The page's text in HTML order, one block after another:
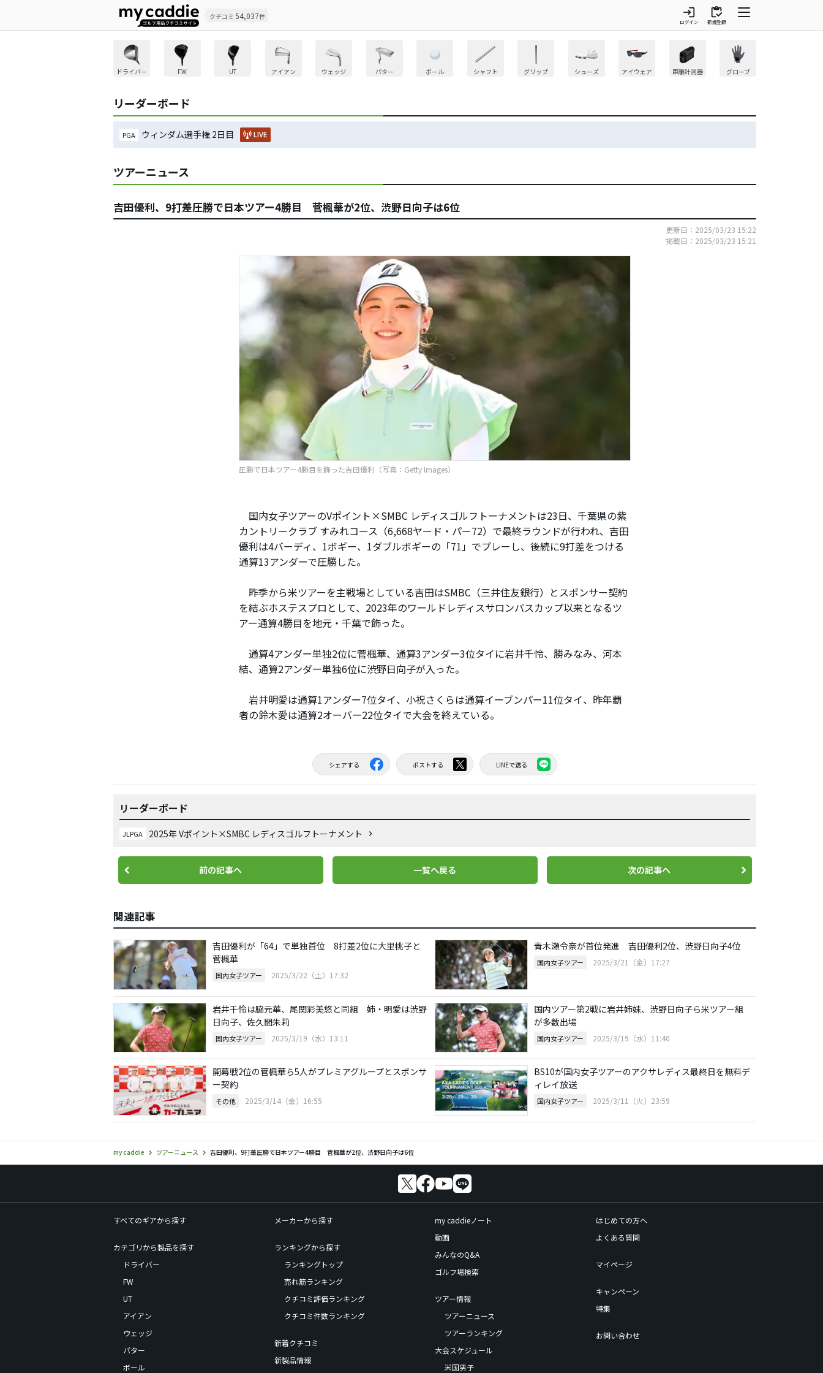
クチコミ 54,037件 login
ログイン
inventory
新規登録
ドライバー FW UT アイアン ウェッジ パター ボール シャフト グリップ シューズ アイウェア 距離計測器 グローブ
リーダーボード
PGA ウィンダム選手権 2日目 LIVE
ツアーニュース
吉田優利、9打差圧勝で日本ツアー4勝目 菅楓華が2位、渋野日向子は6位
更新日：2025/03/23 15:22
掲載日：2025/03/23 15:21
圧勝で日本ツアー4勝目を飾った吉田優利（写真：Getty Images）
国内女子ツアーのVポイント×SMBC レディスゴルフトーナメントは23日、千葉県の紫
カントリークラブ すみれコース（6,668ヤード・パー72）で最終ラウンドが行われ、吉田
優利は4バーディ、1ボギー、1ダブルボギーの「71」でプレーし、後続に9打差をつける
通算13アンダーで圧勝した。
昨季から米ツアーを主戦場としている吉田はSMBC（三井住友銀行）とスポンサー契約
を結ぶホステスプロとして、2023年のワールドレディスサロンパスカップ以来となるツ
アー通算4勝目を地元・千葉で飾った。
通算4アンダー単独2位に菅楓華、通算3アンダー3位タイに岩井千怜、勝みなみ、河本
結、通算2アンダー単独6位に渋野日向子が入った。
岩井明愛は通算1アンダー7位タイ、小祝さくらは通算イーブンパー11位タイ、昨年覇
者の鈴木愛は通算2オーバー22位タイで大会を終えている。
シェアする ポストする LINEで送る
リーダーボード
JLPGA 2025年 Vポイント×SMBC レディスゴルフトーナメント
前の記事へ 一覧へ戻る 次の記事へ
関連記事
吉田優利が「64」で単独首位 8打差2位に大里桃子と
菅楓華
国内女子ツアー 2025/3/22（土）17:32
青木瀬令奈が首位発進 吉田優利2位、渋野日向子4位
国内女子ツアー 2025/3/21（金）17:27
岩井千怜は脇元華、尾関彩美悠と同組 姉・明愛は渋野
日向子、佐久間朱莉
国内女子ツアー 2025/3/19（水）13:11
国内ツアー第2戦に岩井姉妹、渋野日向子ら米ツアー組
が多数出場
国内女子ツアー 2025/3/19（水）11:40
開幕戦2位の菅楓華ら5人がプレミアグループとスポンサ
ー契約
その他 2025/3/14（金）16:55
BS10が国内女子ツアーのアクサレディス最終日を無料デ
ィレイ放送
国内女子ツアー 2025/3/11（火）23:59
my caddie ツアーニュース 吉田優利、9打差圧勝で日本ツアー4勝目 菅楓華が2位、渋野日向子は6位
すべてのギアから探す
カテゴリから製品を探す
ドライバー
FW
UT
アイアン
ウェッジ
パター
ボール
メーカーから探す
ランキングから探す
ランキングトップ
売れ筋ランキング
クチコミ評価ランキング
クチコミ件数ランキング
新着クチコミ
新製品情報
my caddieノート
動画
みんなのQ&A
ゴルフ場検索
ツアー情報
ツアーニュース
ツアーランキング
大会スケジュール
米国男子
はじめての方へ
よくある質問
マイページ
キャンペーン
特集
お問い合わせ